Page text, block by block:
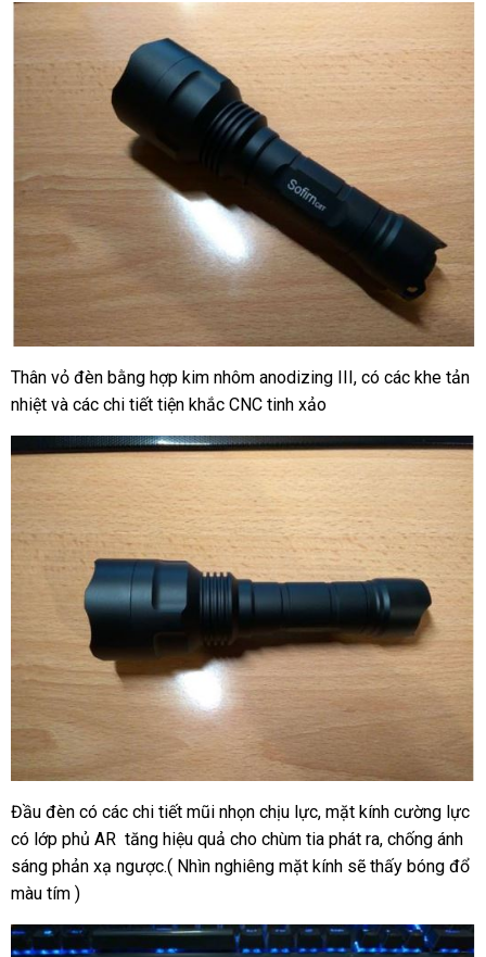
Thân vỏ đèn bằng hợp kim nhôm anodizing III, có các khe tản
nhiệt và các chi tiết tiện khắc CNC tinh xảo
Đầu đèn có các chi tiết mũi nhọn chịu lực, mặt kính cường lực
có lớp phủ AR tăng hiệu quả cho chùm tia phát ra, chống ánh
sáng phản xạ ngược.( Nhìn nghiêng mặt kính sẽ thấy bóng đổ
màu tím )